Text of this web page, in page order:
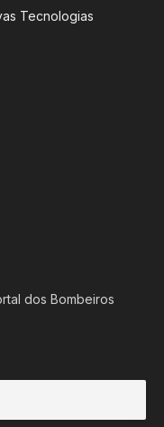
Tecnologias
dos Bombeiros